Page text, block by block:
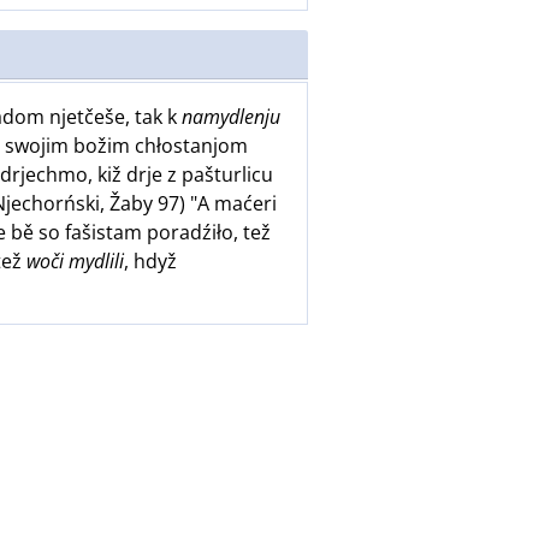
njetčeše, tak knamydlenju
swojim božim chłostanjom
kiž drje z pašturlicu
Žaby 97) "A maćeri
bě so fašistam poradźiło, tež
woči mydlili, hdyž